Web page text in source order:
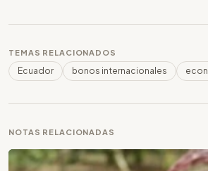
TEMAS RELACIONADOS
Ecuador bonos internacionales
NOTAS RELACIONADAS